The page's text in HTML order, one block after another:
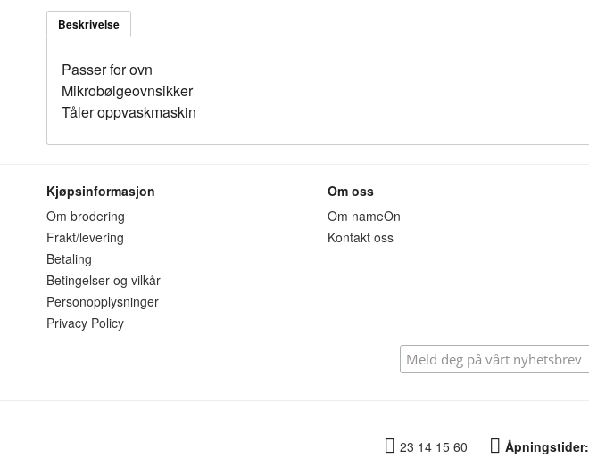
Beskrivelse
Passer for ovn
Mikrobølgeovnsikker
Tåler oppvaskmaskin
Kjøpsinformasjon
Om brodering
Frakt/levering
Betaling
Betingelser og vilkår
Personopplysninger
Privacy Policy
Om oss
Om nameOn
Kontakt oss
23 14 15 60 Åpningstider: